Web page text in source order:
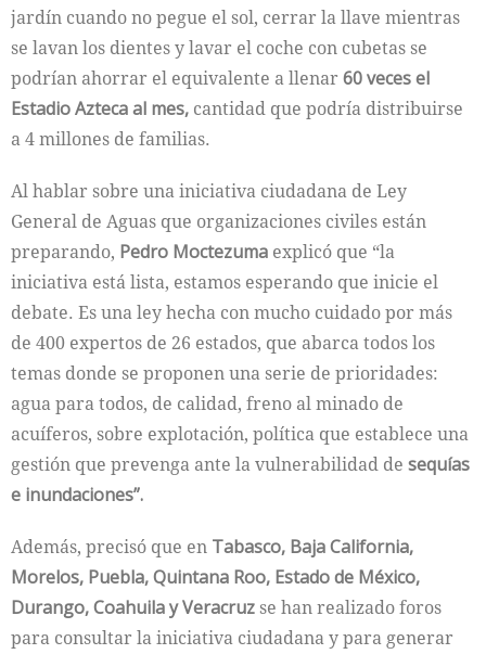
jardín cuando no pegue el sol, cerrar la llave mientras
se lavan los dientes y lavar el coche con cubetas se
podrían ahorrar el equivalente a llenar 60 veces el
Estadio Azteca al mes, cantidad que podría distribuirse
a 4 millones de familias.
Al hablar sobre una iniciativa ciudadana de Ley
General de Aguas que organizaciones civiles están
preparando, Pedro Moctezuma explicó que “la
iniciativa está lista, estamos esperando que inicie el
debate. Es una ley hecha con mucho cuidado por más
de 400 expertos de 26 estados, que abarca todos los
temas donde se proponen una serie de prioridades:
agua para todos, de calidad, freno al minado de
acuíferos, sobre explotación, política que establece una
gestión que prevenga ante la vulnerabilidad de sequías
e inundaciones”.
Además, precisó que en Tabasco, Baja California,
Morelos, Puebla, Quintana Roo, Estado de México,
Durango, Coahuila y Veracruzse han realizado foros
para consultar la iniciativa ciudadana y para generar